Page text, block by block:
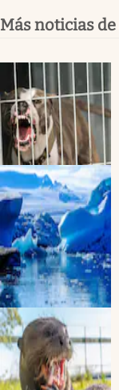
Más noticias de